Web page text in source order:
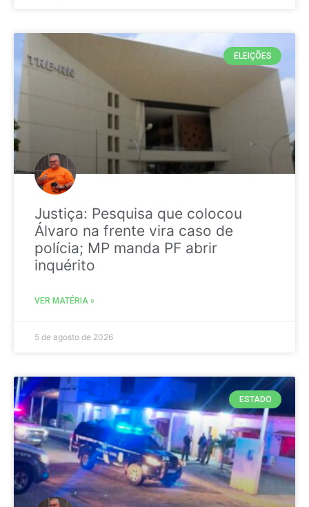
ELEIÇÕES
Justiça: Pesquisa que colocou
Álvaro na frente vira caso de
polícia; MP manda PF abrir
inquérito
VER MATÉRIA »
5 de agosto de 2026
ESTADO